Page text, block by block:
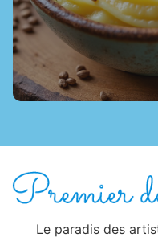
Le paradis des